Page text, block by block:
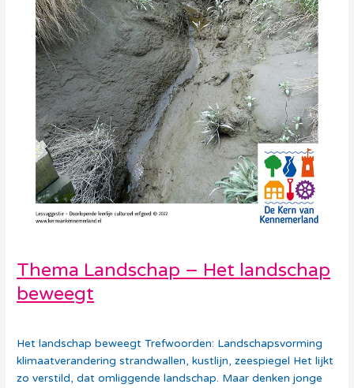
Thema Landschap – Het landschap
beweegt
Het landschap beweegt Trefwoorden: Landschapsvorming
klimaatverandering strandwallen, kustlijn, zeespiegel Het lijkt
zo verstild, dat omliggende landschap. Maar denken jonge